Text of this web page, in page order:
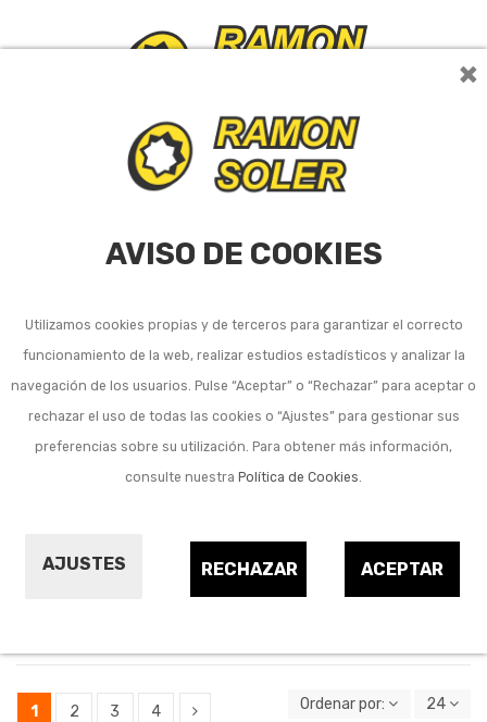
×
AVISO DE COOKIES
Utilizamos cookies propias y de terceros para garantizar el correcto
funcionamiento de la web, realizar estudios estadísticos y analizar la
navegación de los usuarios. Pulse “Aceptar” o “Rechazar” para aceptar o
rechazar el uso de todas las cookies o “Ajustes” para gestionar sus
preferencias sobre su utilización. Para obtener más información,
consulte nuestra Política de Cookies.
AJUSTES ACEPTAR
RECHAZAR
Listado de subcategorías en Vino, cava y cóctel:
Accesorios cóctel
Accesorios vino y cava
Vino, cava y cóctel
1 2 3 4 Ordenar por: 24